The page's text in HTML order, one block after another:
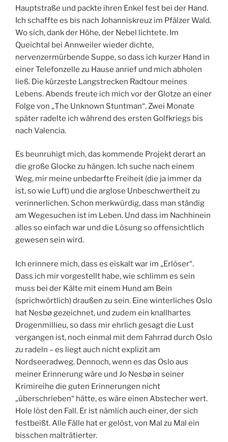
Hauptstraße und packte ihren Enkel fest bei der Hand.
Ich schaffte es bis nach Johanniskreuz im Pfälzer Wald.
Wo sich, dank der Höhe, der Nebel lichtete. Im
Queichtal bei Annweiler wieder dichte,
nervenzermürbende Suppe, so dass ich kurzer Hand in
einer Telefonzelle zu Hause anrief und mich abholen
ließ. Die kürzeste Langstrecken Radtour meines
Lebens. Abends freute ich mich vor der Glotze an einer
Folge von „The Unknown Stuntman“. Zwei Monate
später radelte ich während des ersten Golfkriegs bis
nach Valencia.
Es beunruhigt mich, das kommende Projekt derart an
die große Glocke zu hängen. Ich suche nach einem
Weg, mir meine unbedarfte Freiheit (die ja immer da
ist, so wie Luft) und die arglose Unbeschwertheit zu
verinnerlichen. Schon merkwürdig, dass man ständig
am Wegesuchen ist im Leben. Und dass im Nachhinein
alles so einfach war und die Lösung so offensichtlich
gewesen sein wird.
Ich erinnere mich, dass es eiskalt war im „Erlöser“.
Dass ich mir vorgestellt habe, wie schlimm es sein
muss bei der Kälte mit einem Hund am Bein
(sprichwörtlich) draußen zu sein. Eine winterliches Oslo
hat Nesbø gezeichnet, und zudem ein knallhartes
Drogenmillieu, so dass mir ehrlich gesagt die Lust
vergangen ist, noch einmal mit dem Fahrrad durch Oslo
zu radeln – es liegt auch nicht explizit am
Nordseeradweg. Dennoch, wenn es das Oslo aus
meiner Erinnerung wäre und Jo Nesbø in seiner
Krimireihe die guten Erinnerungen nicht
„überschrieben“ hätte, es wäre einen Abstecher wert.
Hole löst den Fall. Er ist nämlich auch einer, der sich
festbeißt. Alle Fälle hat er gelöst, von Mal zu Mal ein
bisschen malträtierter.